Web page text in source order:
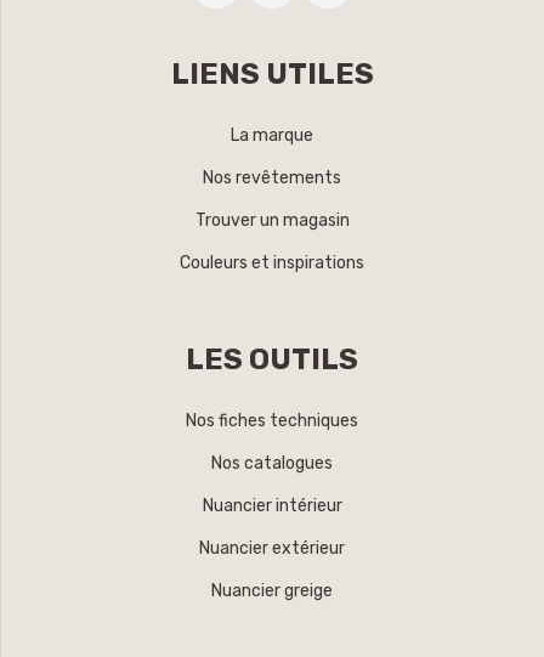
LIENS UTILES
La marque
Nos revêtements
Trouver un magasin
Couleurs et inspirations
LES OUTILS
Nos fiches techniques
Nos catalogues
Nuancier intérieur
Nuancier extérieur
Nuancier greige